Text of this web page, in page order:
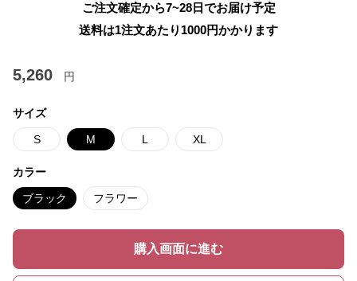
ご注文確定から7~28日でお届け予定
送料は1注文あたり 1000円かかります
5,260 円
サイズ
S M L XL
カラー
ブラック フラワー
購入画面に進む